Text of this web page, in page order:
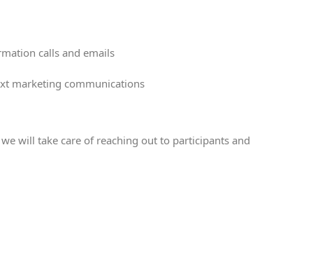
calls and emails
marketing communications
will take care of reaching out to participants and